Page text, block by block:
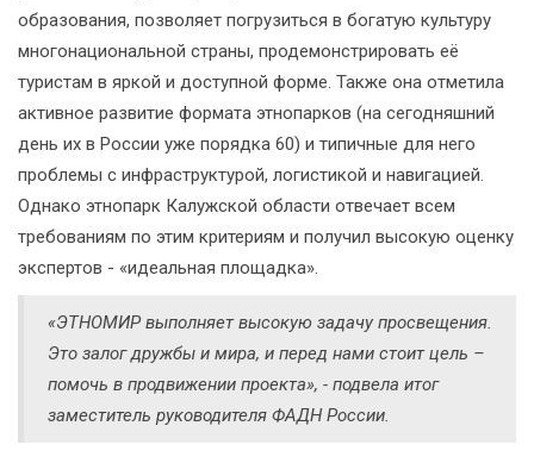
образования, позволяет погрузиться в богатую культуру
многонациональной страны, продемонстрировать её
туристам в яркой и доступной форме. Также она отметила
активное развитие формата этнопарков (на сегодняшний
день их в России уже порядка 60) и типичные для него
проблемы с инфраструктурой, логистикой и навигацией.
Однако этнопарк Калужской области отвечает всем
требованиям по этим критериям и получил высокую оценку
экспертов - «идеальная площадка».
«ЭТНОМИР выполняет высокую задачу просвещения.
Это залог дружбы и мира, и перед нами стоит цель –
помочь в продвижении проекта», - подвела итог
заместитель руководителя ФАДН России.